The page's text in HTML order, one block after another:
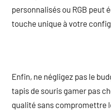
personnalisés ou RGB peut
touche unique à votre
Enfin, ne négligez pas le
tapis de souris gamer pas
qualité sans compromettre